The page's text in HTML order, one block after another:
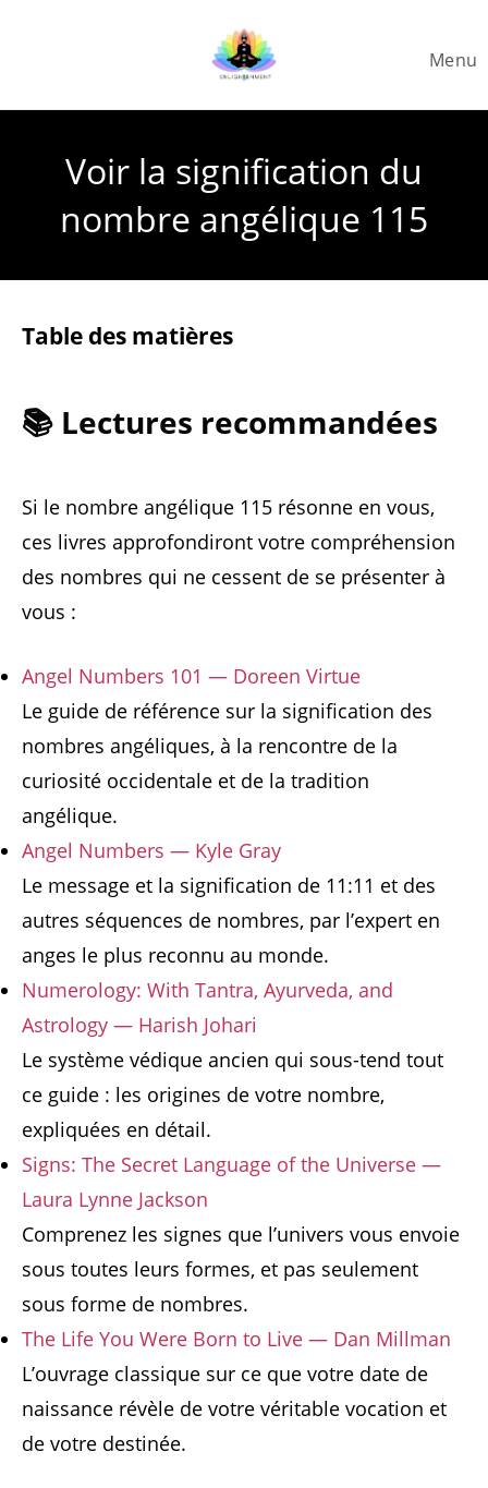
Menu
Voir la signification du
nombre angélique 115
Table des matières
📚 Lectures recommandées
Si le nombre angélique 115 résonne en vous,
ces livres approfondiront votre compréhension
des nombres qui ne cessent de se présenter à
vous :
Angel Numbers 101 — Doreen Virtue
Le guide de référence sur la signification des
nombres angéliques, à la rencontre de la
curiosité occidentale et de la tradition
angélique.
Angel Numbers — Kyle Gray
Le message et la signification de 11:11 et des
autres séquences de nombres, par l’expert en
anges le plus reconnu au monde.
Numerology: With Tantra, Ayurveda, and
Astrology — Harish Johari
Le système védique ancien qui sous-tend tout
ce guide : les origines de votre nombre,
expliquées en détail.
Signs: The Secret Language of the Universe —
Laura Lynne Jackson
Comprenez les signes que l’univers vous envoie
sous toutes leurs formes, et pas seulement
sous forme de nombres.
The Life You Were Born to Live — Dan Millman
L’ouvrage classique sur ce que votre date de
naissance révèle de votre véritable vocation et
de votre destinée.